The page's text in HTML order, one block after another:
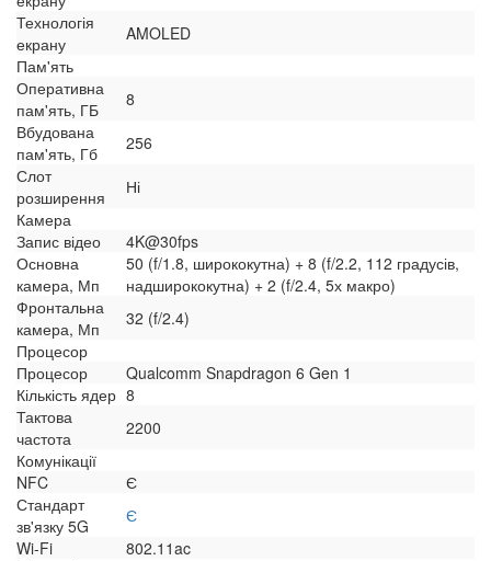
Технологія
екрану
AMOLED
Пам'ять
Оперативна
пам'ять, ГБ
8
Вбудована
пам'ять, Гб
256
Слот
розширення
Ні
Камера
Запис відео
4K@30fps
Основна
камера, Мп
50 (f/1.8, ширококутна) + 8 (f/2.2, 112 градусів,
надширококутна) + 2 (f/2.4, 5х макро)
Фронтальна
камера, Мп
32 (f/2.4)
Процесор
Процесор
Qualcomm Snapdragon 6 Gen 1
Кількість ядер 8
Тактова
частота
2200
Комунікації
NFC
Є
Стандарт
зв'язку 5G
Є
Wi-Fi
802.11ac